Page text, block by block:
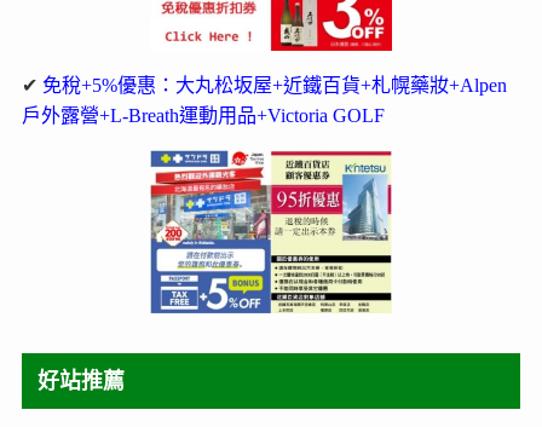
✔ 免稅+5%優惠：大丸松坂屋+近鐵百貨+札幌藥妝+Alpen
戶外露營+L-Breath運動用品+Victoria GOLF
好站推薦